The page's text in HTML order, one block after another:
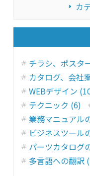
カ
チラシ、ポスタ
カタログ、会社
WEBデザイン
テクニック (6)
業務マニュアル
ビジネスツール
パーツカタログ
多言語への翻訳